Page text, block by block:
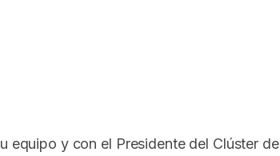
equipo y con el Presidente del Clúster